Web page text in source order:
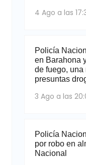
4 Ago a las
Policía
en Barahona
de fuego, una
presuntas
3 Ago a las
Policía
por robo en
Nacional